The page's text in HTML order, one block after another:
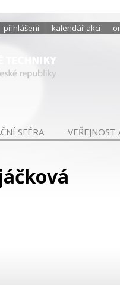
přihlášení kalendář akcí
SFÉRA